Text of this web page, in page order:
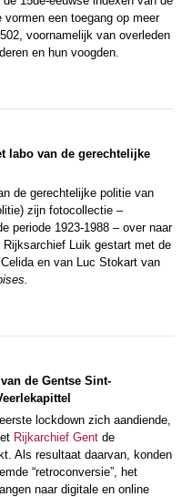
een toegang op meer
voornamelijk van overleden
en hun voogden.
labo van de gerechtelijke
de gerechtelijke politie van
zijn fotocollectie –
periode 1923-1988 – over naar
Luik gestart met de
en van Luc Stokart van
de Gentse Sint-
lockdown zich aandiende,
Rijkarchief Gentde
Als resultaat daarvan, konden
“retroconversie”, het
naar digitale en online